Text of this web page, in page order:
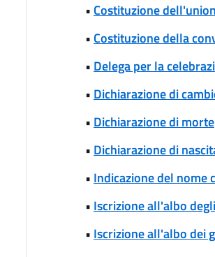
• Costituzione
• Costituzione della
• Delega per la
• Dichiarazione di
• Dichiarazione di morte
• Dichiarazione di
• Indicazione del nome
• Iscrizione all'albo
• Iscrizione all'albo dei